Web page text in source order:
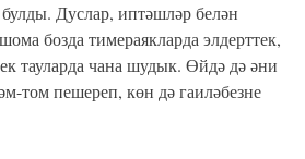
Дуслар, иптәшләр белән
бозда тимераякларда элдерттек,
тауларда чана шудык. Өйдә дә әни
том пешереп, көн дә гаиләбезне